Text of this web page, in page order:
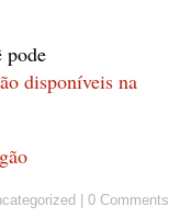
pode
disponíveis na
0 Comments